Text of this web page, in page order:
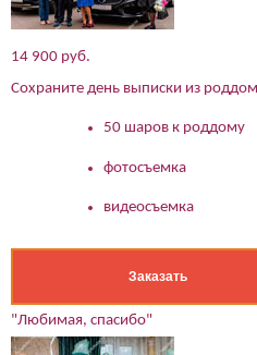
14 900 руб.
Сохраните день выписки из
50 шаров к роддому
фотосъемка
видеосъемка
Заказать
"Любимая, спасибо"